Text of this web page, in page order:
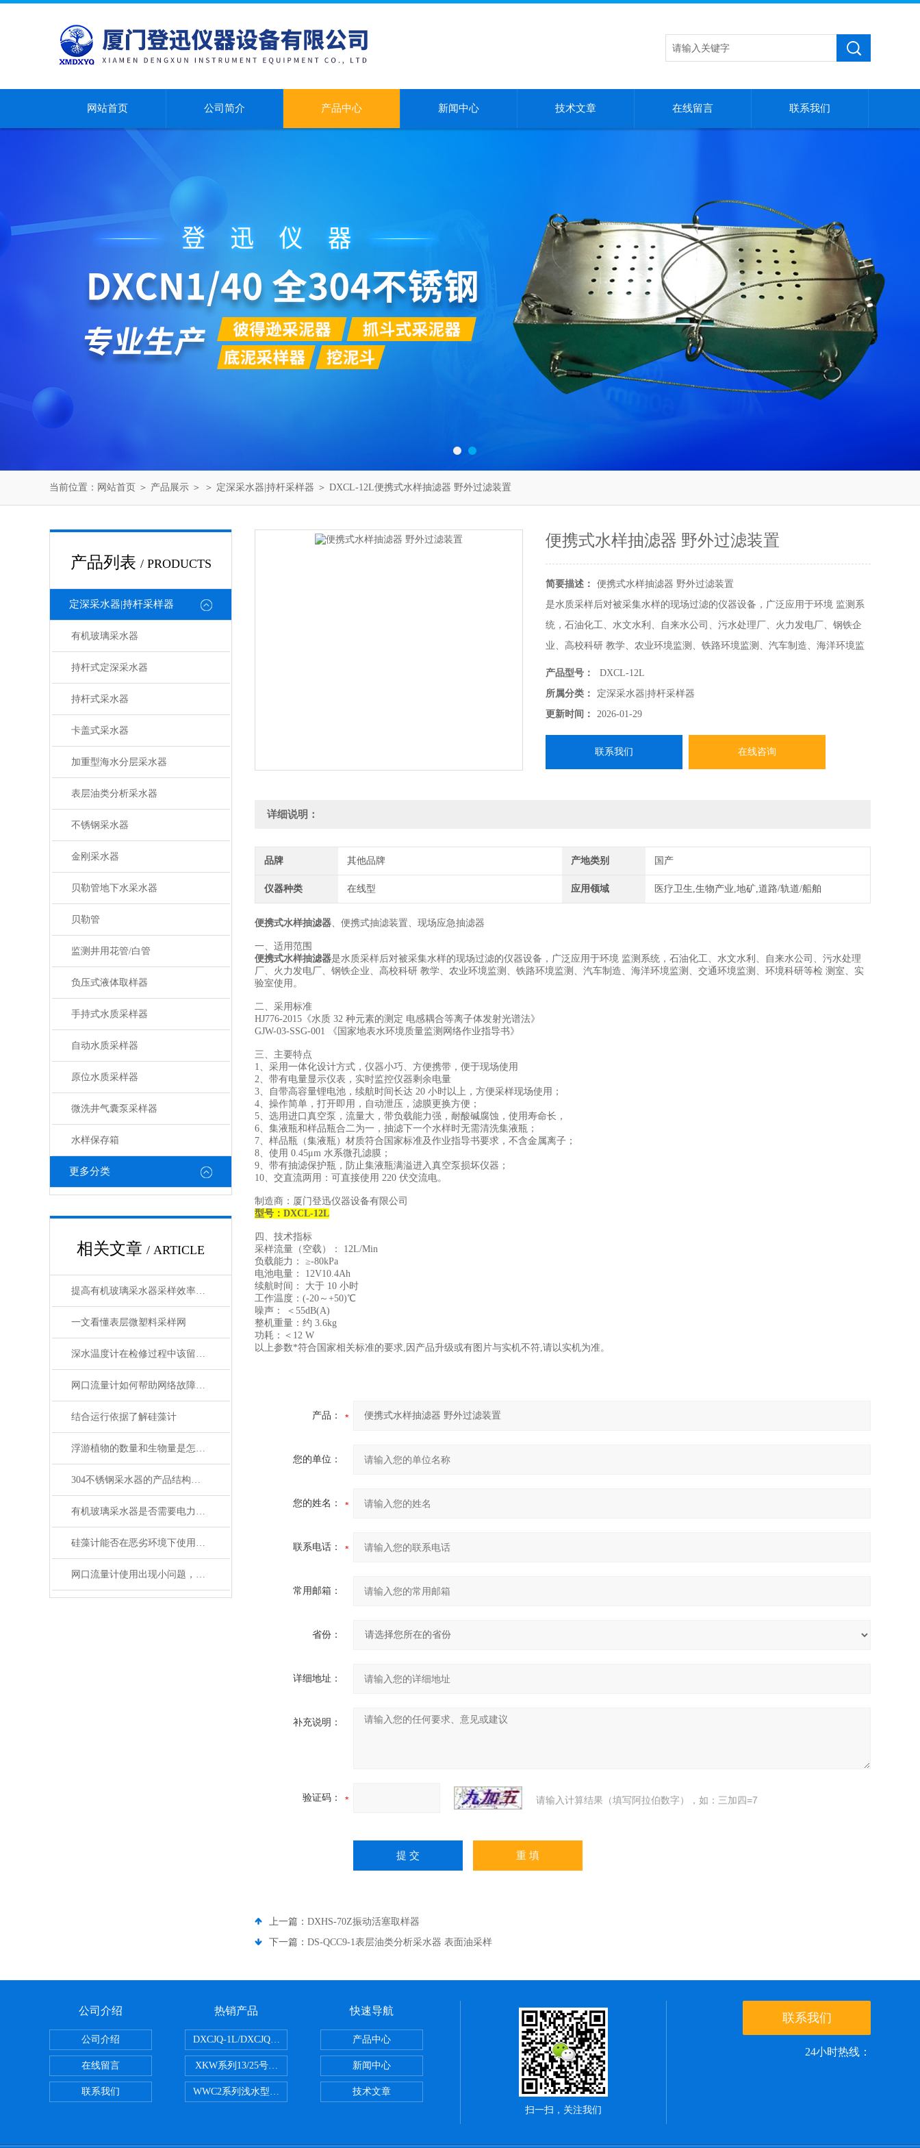
网站首页 公司简介 产品中心 新闻中心 技术文章 在线留言 联系我们
当前位置： 网站首页 ＞ 产品展示 ＞ ＞ 定深采水器|持杆采样器 ＞ DXCL-12L便携式水样抽滤器 野外过滤装置
产品列表 / PRODUCTS
定深采水器|持杆采样器
有机玻璃采水器
持杆式定深采水器
持杆式采水器
卡盖式采水器
加重型海水分层采水器
表层油类分析采水器
不锈钢采水器
金刚采水器
贝勒管地下水采水器
贝勒管
监测井用花管/白管
负压式液体取样器
手持式水质采样器
自动水质采样器
原位水质采样器
微洗井气囊泵采样器
水样保存箱
更多分类
相关文章 / ARTICLE
提高有机玻璃采水器采样效率的技巧
一文看懂表层微塑料采样网
深水温度计在检修过程中该留意的事项
网口流量计如何帮助网络故障排除和疑难解答？
结合运行依据了解硅藻计
浮游植物的数量和生物量是怎么计算的
304不锈钢采水器的产品结构、材质构成与核心部件详解
有机玻璃采水器是否需要电力或外部能源？
硅藻计能否在恶劣环境下使用？它具有哪些防护措施？
网口流量计使用出现小问题，用户自己如何维修?
便携式水样抽滤器 野外过滤装置
简要描述：
便携式水样抽滤器 野外过滤装置
是水质采样后对被采集水样的现场过滤的仪器设备，广泛应用于环境 监测系
统，石油化工、水文水利、自来水公司、污水处理厂、火力发电厂、钢铁企
业、高校科研 教学、农业环境监测、铁路环境监测、汽车制造、海洋环境监
测、交通环境监测、环境科研等检 测室、实验室使用。
产品型号：
DXCL-12L
所属分类：
定深采水器|持杆采样器
更新时间：
2026-01-29
联系我们 在线咨询
详细说明：
品牌 其他品牌 产地类别 国产
仪器种类 在线型 应用领域 医疗卫生,生物产业,地矿,道路/轨道/船舶
便携式水样抽滤器、便携式抽滤装置、现场应急抽滤器
一、适用范围
便携式水样抽滤器是水质采样后对被采集水样的现场过滤的仪器设备，广泛应用于环境 监测系统，石油化工、水文水利、自来水公司、污水处理
厂、火力发电厂、钢铁企业、高校科研 教学、农业环境监测、铁路环境监测、汽车制造、海洋环境监测、交通环境监测、环境科研等检 测室、实
验室使用。
二、采用标准
HJ776-2015《水质 32 种元素的测定 电感耦合等离子体发射光谱法》
GJW-03-SSG-001 《国家地表水环境质量监测网络作业指导书》
三、主要特点
1、采用一体化设计方式，仪器小巧、方便携带，便于现场使用
2、带有电量显示仪表，实时监控仪器剩余电量
3、自带高容量锂电池，续航时间长达 20 小时以上，方便采样现场使用；
4、操作简单，打开即用，自动泄压，滤膜更换方便；
5、选用进口真空泵，流量大，带负载能力强，耐酸碱腐蚀，使用寿命长，
6、集液瓶和样品瓶合二为一，抽滤下一个水样时无需清洗集液瓶；
7、样品瓶（集液瓶）材质符合国家标准及作业指导书要求，不含金属离子；
8、使用 0.45μm 水系微孔滤膜；
9、带有抽滤保护瓶，防止集液瓶满溢进入真空泵损坏仪器；
10、交直流两用：可直接使用 220 伏交流电。
制造商：厦门登迅仪器设备有限公司
型号：DXCL-12L
四、技术指标
采样流量（空载）： 12L/Min
负载能力： ≥-80kPa
电池电量： 12V10.4Ah
续航时间： 大于 10 小时
工作温度：(-20～+50)℃
噪声： ＜55dB(A)
整机重量：约 3.6kg
功耗：＜12 W
以上参数*符合国家相关标准的要求,因产品升级或有图片与实机不符,请以实机为准。
产品：
您的单位：
您的姓名：
联系电话：
常用邮箱：
省份：
详细地址：
补充说明：
验证码： 请输入计算结果（填写阿拉伯数字），如：三加四=7
上一篇： DXHS-70Z振动活塞取样器
下一篇： DS-QCC9-1表层油类分析采水器 表面油采样
公司介绍
公司介绍
在线留言
联系我们
热销产品
DXCJQ-1L/DXCJQ-2L单联浮游生物沉降器 两联沉淀器 生物浓缩器
XKW系列13/25号浮游生物网 20um微藻网 10um微孔网
WWC2系列浅水型浮游生物网 浅1/2/3型海洋生物采集网
快速导航
产品中心
新闻中心
技术文章
扫一扫，关注我们
联系我们
24小时热线：